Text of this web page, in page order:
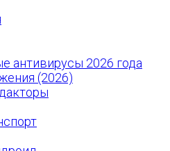
антивирусы 2026 года
(2026)